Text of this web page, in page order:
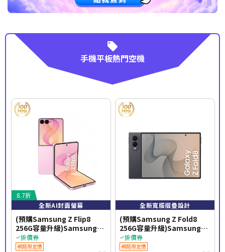
手機平板熱門空機
8.7折
全新AI封面螢幕
(預購Samsung Z Flip8
256G容量升級)Samsung
Galaxy Z Flip8 F7760
12GB/512GB(櫻花粉)(5G)
折價券
網路限定價
全新寬版摺疊設計
(預購Samsung Z Fold8
256G容量升級)Samsung
Galaxy Z Fold8 F9710
12GB/512GB(石墨灰)(5G)
折價券
網路限定價